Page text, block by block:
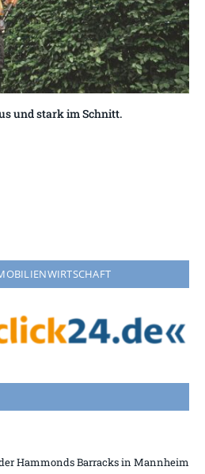
und stark im Schnitt.
Hammonds Barracks in Mannheim